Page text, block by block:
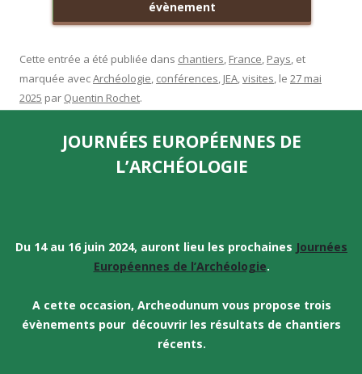
évènement
Cette entrée a été publiée dans chantiers, France, Pays, et
marquée avecArchéologie, conférences, JEA,visites, le 27 mai
2025 par Quentin Rochet.
JOURNÉES EUROPÉENNES DE
L’ARCHÉOLOGIE
Du 14 au 16 juin 2024, auront lieu les prochaines Journées
Européennes de l’Archéologie.
A cette occasion, Archeodunum vous propose trois
évènements pour découvrir les résultats de chantiers
récents.